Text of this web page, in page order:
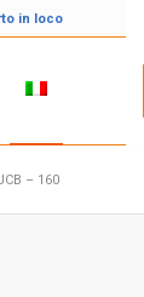
in loco
– 160